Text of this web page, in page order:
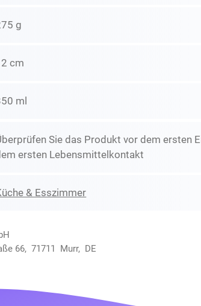
g
cm
ml
Sie das Produkt vor dem ersten
ersten Lebensmittelkontakt
& Esszimmer
66, 71711 Murr, DE